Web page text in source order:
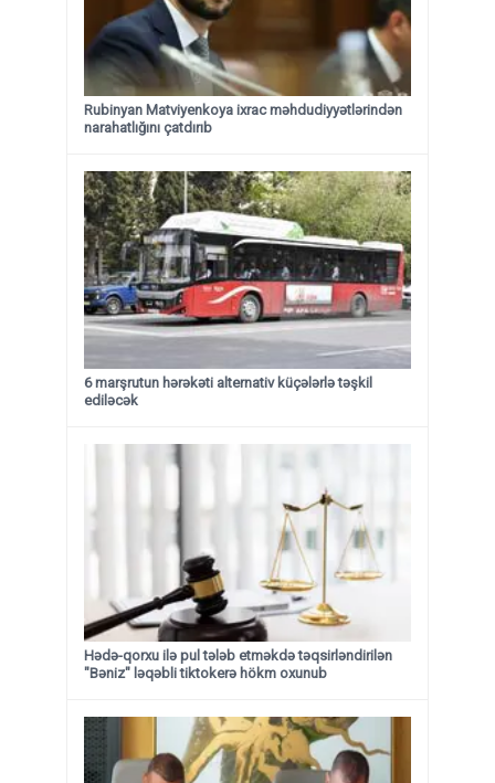
Rubinyan Matviyenkoya ixrac məhdudiyyətlərindən
narahatlığını çatdırıb
6 marşrutun hərəkəti alternativ küçələrlə təşkil
ediləcək
Hədə-qorxu ilə pul tələb etməkdə təqsirləndirilən
"Bəniz" ləqəbli tiktokerə hökm oxunub